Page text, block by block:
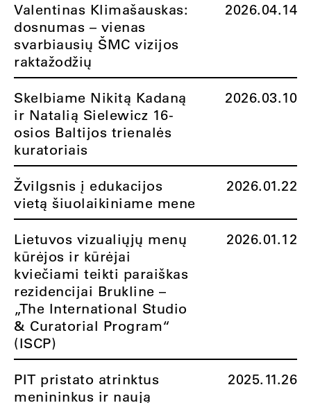
Valentinas Klimašauskas:
dosnumas – vienas
svarbiausių ŠMC vizijos
raktažodžių
2026.04.14
Skelbiame Nikitą Kadaną
ir Natalią Sielewicz 16-
osios Baltijos trienalės
kuratoriais
2026.03.10
Žvilgsnis į edukacijos
vietą šiuolaikiniame mene
2026.01.22
Lietuvos vizualiųjų menų
kūrėjos ir kūrėjai
kviečiami teikti paraiškas
rezidencijai Brukline –
„The International Studio
& Curatorial Program“
(ISCP)
2026.01.12
PIT pristato atrinktus
menininkus ir naują
2025.11.26